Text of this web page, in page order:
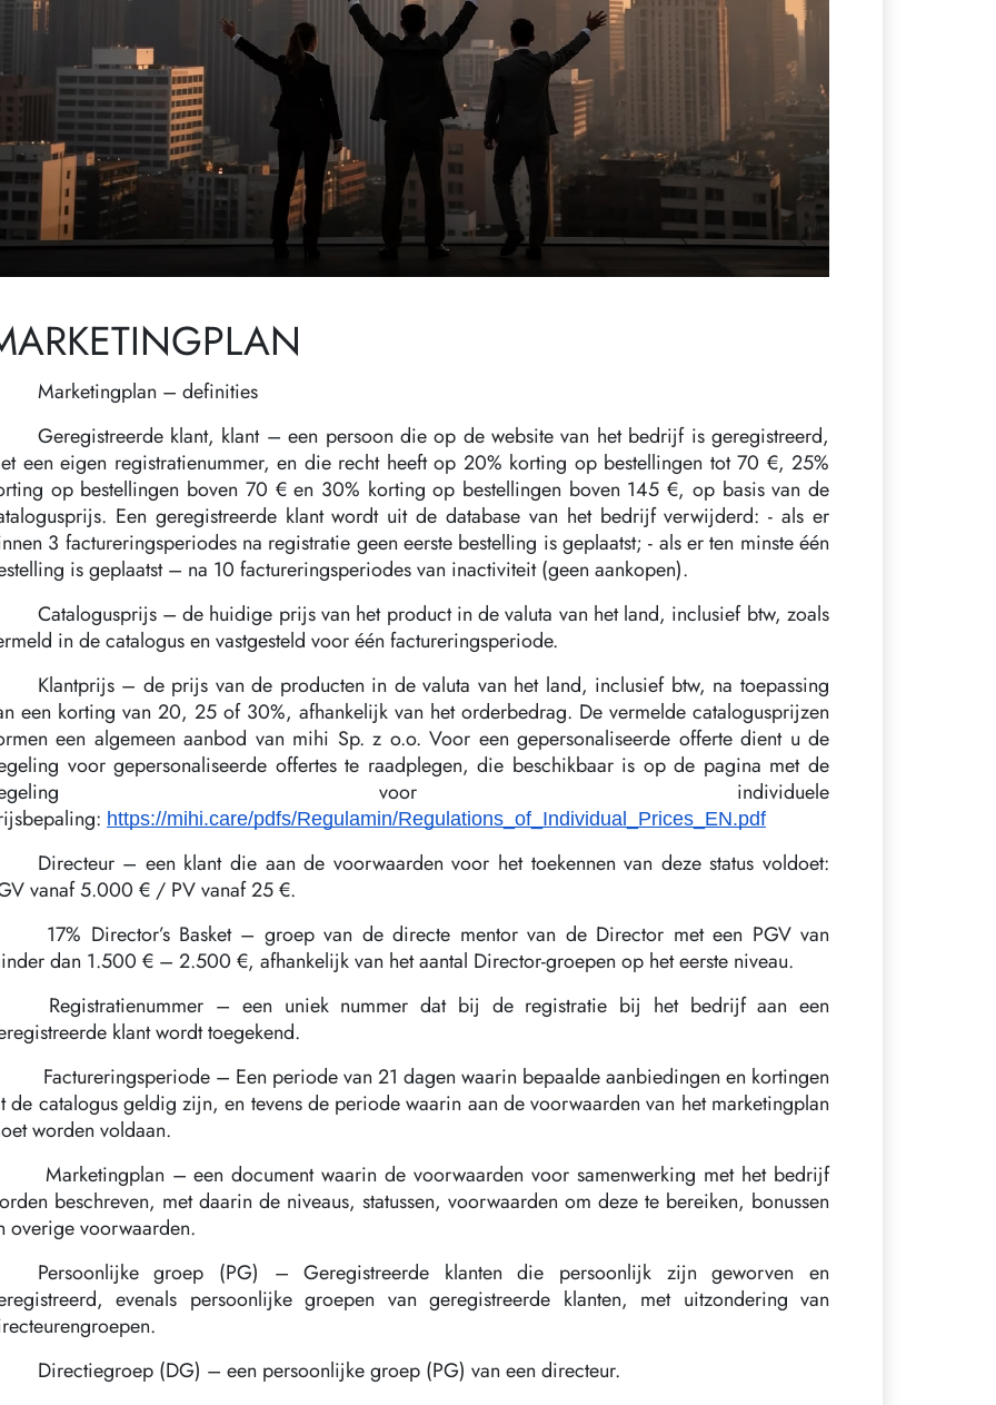
Marketingplan – definities
Geregistreerde klant, klant – een persoon die op de website van het bedrijf is geregistreerd,
een eigen registratienummer, en die recht heeft op 20% korting op bestellingen tot 70 €, 25%
op bestellingen boven 70 € en 30% korting op bestellingen boven 145 €, op basis van de
Een geregistreerde klant wordt uit de database van het bedrijf verwijderd: - als er
3 factureringsperiodes na registratie geen eerste bestelling is geplaatst; - als er ten minste één
is geplaatst – na 10 factureringsperiodes van inactiviteit (geen aankopen).
Catalogusprijs – de huidige prijs van het product in de valuta van het land, inclusief btw, zoals
in de catalogus en vastgesteld voor één factureringsperiode.
Klantprijs – de prijs van de producten in de valuta van het land, inclusief btw, na toepassing
een korting van 20, 25 of 30%, afhankelijk van het orderbedrag. De vermelde catalogusprijzen
een algemeen aanbod van mihi Sp. z o.o. Voor een gepersonaliseerde offerte dient u de
voor gepersonaliseerde offertes te raadplegen, die beschikbaar is op de pagina met de
voor individuele
https://mihi.care/pdfs/Regulamin/Regulations_of_Individual_Prices_EN.pdf
Directeur – een klant die aan de voorwaarden voor het toekennen van deze status voldoet:
vanaf 5.000 € / PV vanaf 25 €.
17% Director’s Basket – groep van de directe mentor van de Director met een PGV van
dan 1.500 € – 2.500 €, afhankelijk van het aantal Director-groepen op het eerste niveau.
Registratienummer – een uniek nummer dat bij de registratie bij het bedrijf aan een
klant wordt toegekend.
Factureringsperiode – Een periode van 21 dagen waarin bepaalde aanbiedingen en kortingen
de catalogus geldig zijn, en tevens de periode waarin aan de voorwaarden van het marketingplan
worden voldaan.
Marketingplan – een document waarin de voorwaarden voor samenwerking met het bedrijf
beschreven, met daarin de niveaus, statussen, voorwaarden om deze te bereiken, bonussen
overige voorwaarden.
Persoonlijke groep (PG) – Geregistreerde klanten die persoonlijk zijn geworven en
evenals persoonlijke groepen van geregistreerde klanten, met uitzondering van
Directiegroep (DG) – een persoonlijke groep (PG) van een directeur.